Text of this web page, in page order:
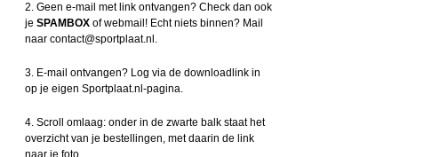
2. Geen e-mail met link ontvangen? Check dan ook
je SPAMBOX of webmail! Echt niets binnen? Mail
naar contact@sportplaat.nl.
3. E-mail ontvangen? Log via de downloadlink in
op je eigen Sportplaat.nl-pagina.
4. Scroll omlaag: onder in de zwarte balk staat het
overzicht van je bestellingen, met daarin de link
naar je foto.